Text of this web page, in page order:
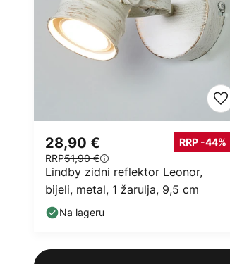
28,90 €
RRP51,90 €
RRP -44%
Lindby zidni reflektor Leonor,
bijeli, metal, 1 žarulja, 9,5 cm
Na lageru